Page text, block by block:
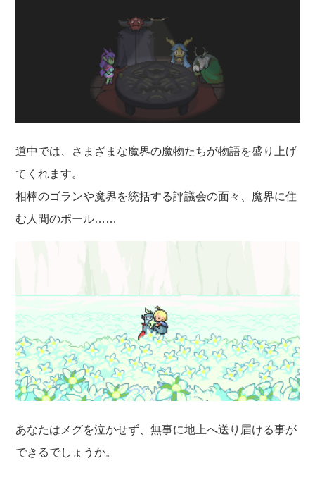
道中では、さまざまな魔界の魔物たちが物語を盛り上げ
てくれます。
相棒のゴランや魔界を統括する評議会の面々、魔界に住
む人間のポール……
あなたはメグを泣かせず、無事に地上へ送り届ける事が
できるでしょうか。